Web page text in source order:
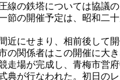
線の鉄塔については協議
節の開催予定は、昭和二
近にせまり、相前後して
の関係者はこの開催に大
走場が完成し、青梅市営
典が行なわれた。初日の